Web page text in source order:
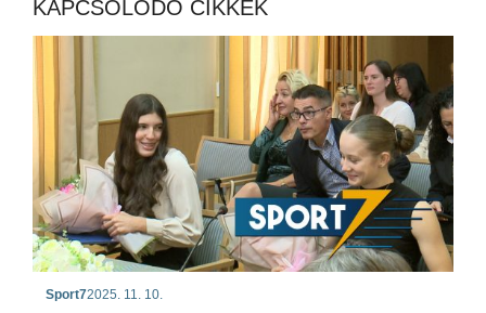
KAPCSOLÓDÓ CIKKEK
Sport72025. 11. 10.